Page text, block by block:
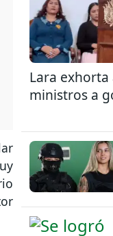
Lara exhorta
ministros a